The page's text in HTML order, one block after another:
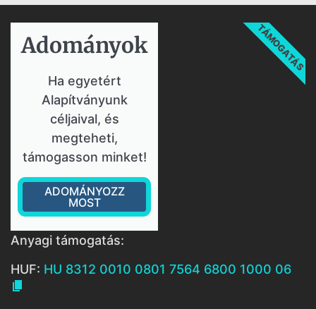
Adományok​
Ha egyetért
Alapítványunk
céljaival, és
megteheti,
támogasson minket!
ADOMÁNYOZZ
MOST
TÁMOGATÁS
Anyagi támogatás:
HUF: HU 8312 0010 0801 7564 6800 1000 06
